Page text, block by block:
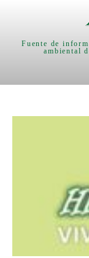
Fuente de
ambiental